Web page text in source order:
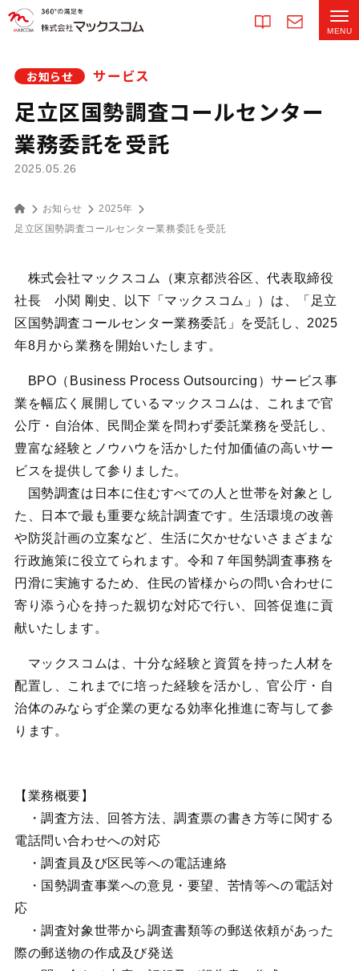
お知らせ サービス
足立区国勢調査コールセンター
業務委託を受託
2025.05.26
お知らせ
2025年
足立区国勢調査コールセンター業務委託を受託
株式会社マックスコム（東京都渋谷区、代表取締役
社長 小関 剛史、以下「マックスコム」）は、「足立
区国勢調査コールセンター業務委託」を受託し、2025
年8月から業務を開始いたします。
BPO（Business Process Outsourcing）サービス事
業を幅広く展開しているマックスコムは、これまで官
公庁・自治体、民間企業を問わず委託業務を受託し、
豊富な経験とノウハウを活かした付加価値の高いサー
ビスを提供して参りました。
国勢調査は日本に住むすべての人と世帯を対象とし
た、日本で最も重要な統計調査です。生活環境の改善
や防災計画の立案など、生活に欠かせないさまざまな
行政施策に役立てられます。令和７年国勢調査事務を
円滑に実施するため、住民の皆様からの問い合わせに
寄り添う心を持った親切な対応で行い、回答促進に貢
献いたします。
マックスコムは、十分な経験と資質を持った人材を
配置し、これまでに培った経験を活かし、官公庁・自
治体のみならず企業の更なる効率化推進に寄与して参
ります。
【業務概要】
・調査方法、回答方法、調査票の書き方等に関する
電話問い合わせへの対応
・調査員及び区民等への電話連絡
・国勢調査事業への意見・要望、苦情等への電話対
応
・調査対象世帯から調査書類等の郵送依頼があった
際の郵送物の作成及び発送